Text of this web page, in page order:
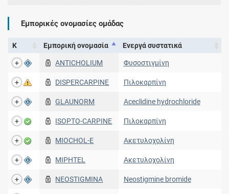
Εμπορικές ονομασίες ομάδας
Κ Εμπορική ονομασία Ενεργά συστατικά
ANTICHOLIUM Φυσοστιγμίνη
DISPERCARPINE Πιλοκαρπίνη
GLAUNORM Aceclidine hydrochloride
ISOPTO-CARPINE Πιλοκαρπίνη
MIOCHOL-E Ακετυλοχολίνη
MIPHTEL Ακετυλοχολίνη
NEOSTIGMINA Neostigmine bromide